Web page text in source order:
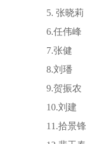
5. 张晓莉
6.任伟峰
7.张健
8.刘璠
9.贺振农
10.刘建
11.拾景锋